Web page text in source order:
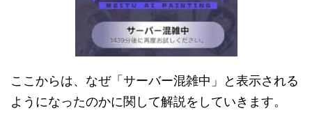
ここからは、なぜ「サーバー混雑中」と表示される
ようになったのかに関して解説をしていきます。